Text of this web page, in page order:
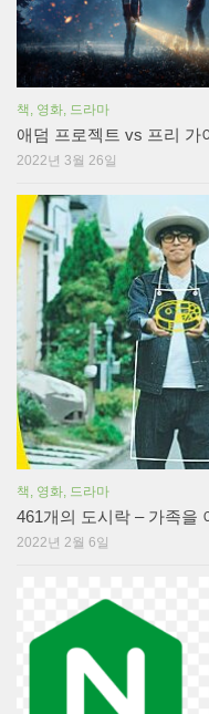
책, 영화, 드라마
애덤 프로젝트 vs 프리 가
2022년 3월 26일
책, 영화, 드라마
461개의 도시락 – 가족을
2022년 2월 6일